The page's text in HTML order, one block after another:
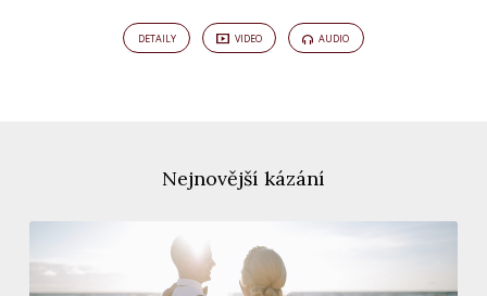
DETAILY VIDEO AUDIO
Nejnovější kázání